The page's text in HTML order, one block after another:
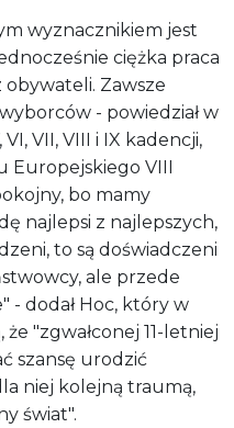
wyznacznikiem jest
ciężka praca
Zawsze
- powiedział w
VII, VIII i IX kadencji,
VIII
bo mamy
najlepsi z najlepszych,
to są doświadczeni
ale przede
- dodał Hoc, który w
że "zgwałconej 11-letniej
szansę urodzić
niej kolejną traumą,
świat".